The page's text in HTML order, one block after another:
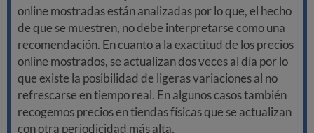
online mostradas están analizadas por lo que, el hecho
de que se muestren, no debe interpretarse como una
recomendación. En cuanto a la exactitud de los precios
online mostrados, se actualizan dos veces al día por lo
que existe la posibilidad de ligeras variaciones al no
refrescarse en tiempo real. En algunos casos también
recogemos precios en tiendas físicas que se actualizan
con otra periodicidad más alta.